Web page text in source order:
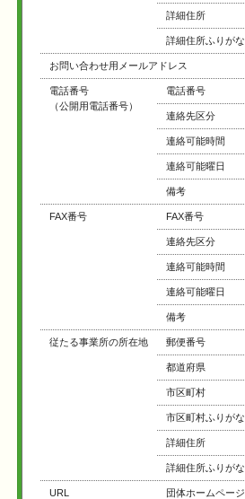
詳細住所
詳細住所ふりがな
お問い合わせ用メールアドレス
電話番号
（公開用電話番号）
電話番号
連絡先区分
連絡可能時間
連絡可能曜日
備考
FAX番号 FAX番号
連絡先区分
連絡可能時間
連絡可能曜日
備考
従たる事業所の所在地 郵便番号
都道府県
市区町村
市区町村ふりがな
詳細住所
詳細住所ふりがな
URL 団体ホームページ